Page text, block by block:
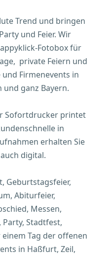
Trend und bringen
und Feier. Wir
Fotobox für
private Feiern und
Firmenevents in
ganz Bayern.
Sofortdrucker printet
in
erhalten Sie
digital.
Geburtstagsfeier,
Abiturfeier,
Messen,
Stadtfest,
Tag der offenen
in Haßfurt, Zeil,